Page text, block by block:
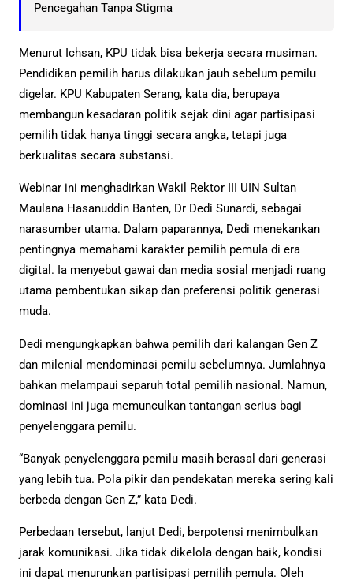
Pencegahan Tanpa Stigma
Menurut Ichsan, KPU tidak bisa bekerja secara musiman.
Pendidikan pemilih harus dilakukan jauh sebelum pemilu
digelar. KPU Kabupaten Serang, kata dia, berupaya
membangun kesadaran politik sejak dini agar partisipasi
pemilih tidak hanya tinggi secara angka, tetapi juga
berkualitas secara substansi.
Webinar ini menghadirkan Wakil Rektor III UIN Sultan
Maulana Hasanuddin Banten, Dr Dedi Sunardi, sebagai
narasumber utama. Dalam paparannya, Dedi menekankan
pentingnya memahami karakter pemilih pemula di era
digital. Ia menyebut gawai dan media sosial menjadi ruang
utama pembentukan sikap dan preferensi politik generasi
muda.
Dedi mengungkapkan bahwa pemilih dari kalangan Gen Z
dan milenial mendominasi pemilu sebelumnya. Jumlahnya
bahkan melampaui separuh total pemilih nasional. Namun,
dominasi ini juga memunculkan tantangan serius bagi
penyelenggara pemilu.
“Banyak penyelenggara pemilu masih berasal dari generasi
yang lebih tua. Pola pikir dan pendekatan mereka sering kali
berbeda dengan Gen Z,” kata Dedi.
Perbedaan tersebut, lanjut Dedi, berpotensi menimbulkan
jarak komunikasi. Jika tidak dikelola dengan baik, kondisi
ini dapat menurunkan partisipasi pemilih pemula. Oleh